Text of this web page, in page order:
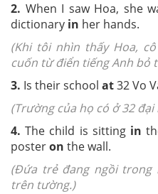
2. When I saw Hoa, she
dictionary in her hands.
(Khi tôi nhìn thấy Hoa,
cuốn từ điển tiếng Anh bỏ
3. Is their school at32 Vo
(Trường của họ có ở 32 đại
4. The child is sitting in
posteron the wall.
(Đứa trẻ đang ngồi trong
trên tường.)